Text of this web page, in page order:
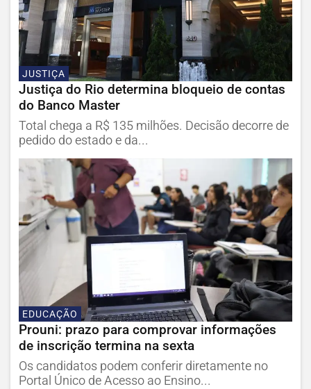
JUSTIÇA
Justiça do Rio determina bloqueio de contas
do Banco Master
Total chega a R$ 135 milhões. Decisão decorre de
pedido do estado e da...
EDUCAÇÃO
Prouni: prazo para comprovar informações
de inscrição termina na sexta
Os candidatos podem conferir diretamente no
Portal Único de Acesso ao Ensino...